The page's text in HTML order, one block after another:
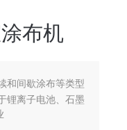
布机
和间歇涂布等类型
锂离子电池、石墨